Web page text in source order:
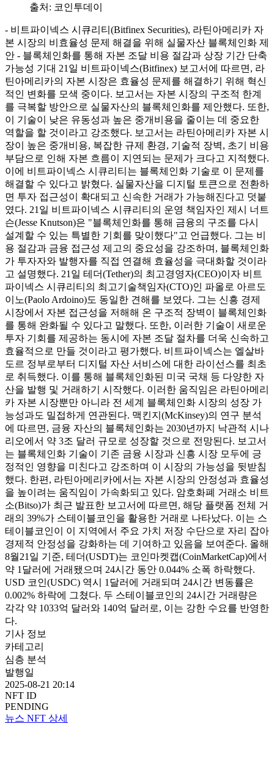
출처: 코인투데이
- 비트파이넥스 시큐리티(Bitfinex Securities), 라틴아메리카 자
본 시장의 비효율성 문제 해결을 위해 실물자산 블록체인화 제
안 - 블록체인화를 통해 자본 조달 비용 절감과 상장 기간 단축
가능성 기대 21일 비트파이넥스(Bitfinex) 보고서에 따르면, 라
틴아메리카의 자본 시장은 효율성 문제를 해결하기 위해 혁신
적인 변화를 모색 중이다. 보고서는 자본 시장의 구조적 한계
를 극복할 방안으로 실물자산의 블록체인화를 제안했다. 또한,
이 기술이 낮은 유동성과 높은 중개비용을 줄이는 데 중요한
역할을 할 것이라고 강조했다. 보고서는 라틴아메리카 자본 시
장이 높은 중개비용, 복잡한 규제 환경, 기술적 장벽, 초기 비용
부담으로 인해 자본 흐름이 지연되는 문제가 크다고 지적했다.
이에 비트파이넥스 시큐리티는 블록체인화 기술로 이 문제를
해결할 수 있다고 밝혔다. 실물자산을 디지털 토큰으로 전환하
면 투자 접근성이 확대되고 신속한 거래가 가능해진다고 덧붙
였다. 21일 비트파이넥스 시큐리티의 운영 책임자인 제시 너트
슨(Jesse Knutson)은 "블록체인화를 통해 금융의 구조를 다시
설계할 수 있는 특별한 기회를 맞이했다"고 언급했다. 그는 비
용 절감과 금융 접근성 제고의 중요성을 강조하며, 블록체인화
가 투자자와 발행자를 직접 연결해 효율성을 극대화할 것이라
고 설명했다. 21일 테더(Tether)의 최고경영자(CEO)이자 비트
파이넥스 시큐리티의 최고기술책임자(CTO)인 파올로 아르도
이노(Paolo Ardoino)도 동일한 견해를 보였다. 그는 신흥 경제
시장에서 자본 접근성을 저해해 온 구조적 장벽이 블록체인화
를 통해 완화될 수 있다고 말했다. 또한, 이러한 기술이 새로운
투자 기회를 제공하는 동시에 자본 조달 절차를 더욱 신속하고
효율적으로 만들 것이라고 평가했다. 비트파이넥스는 엘살바
도르 정부로부터 디지털 자산 서비스에 대한 라이선스를 최초
로 취득했다. 이를 통해 블록체인화된 미국 국채 등 다양한 자
산을 발행 및 거래하기 시작했다. 이러한 움직임은 라틴아메리
카 자본 시장뿐만 아니라 전 세계 블록체인화 시장의 성장 가
능성과도 밀접하게 연관된다. 맥킨지(McKinsey)의 연구 분석
에 따르면, 금융 자산의 블록체인화는 2030년까지 낙관적 시나
리오에서 약 3조 달러 규모로 성장할 것으로 전망된다. 보고서
는 블록체인화 기술이 기존 금융 시장과 신흥 시장 모두에 긍
정적인 영향을 미친다고 강조하며 이 시장의 가능성을 뒷받침
했다. 한편, 라틴아메리카에서는 자본 시장의 안정성과 효율성
을 높이려는 움직임이 가속화되고 있다. 암호화폐 거래소 비트
소(Bitso)가 최근 발표한 보고서에 따르면, 해당 플랫폼 전체 거
래의 39%가 스테이블코인을 활용한 거래로 나타났다. 이는 스
테이블코인이 이 지역에서 주요 가치 저장 수단으로 자리 잡아
경제적 안정성을 강화하는 데 기여하고 있음을 보여준다. 올해
8월21일 기준, 테더(USDT)는 코인마켓캡(CoinMarketCap)에서
약 1달러에 거래됐으며 24시간 동안 0.044% 소폭 하락했다.
USD 코인(USDC) 역시 1달러에 거래되며 24시간 변동률은
0.002% 하락에 그쳤다. 두 스테이블코인의 24시간 거래량은
각각 약 1033억 달러와 140억 달러로, 이는 강한 수요를 반영한
다.
기사 정보
카테고리
심층 분석
발행일
2025-08-21 20:14
NFT ID
PENDING
뉴스 NFT 상세